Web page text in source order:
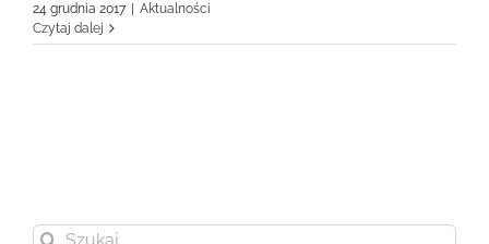
24 grudnia 2017 | Aktualności
Czytaj dalej
Szukaj